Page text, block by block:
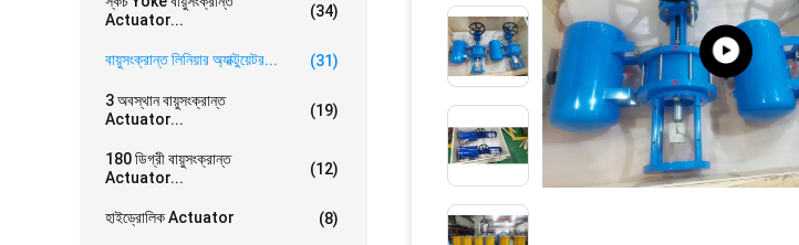
Actuator...
(34)
বায়ুসংক্রান্ত লিনিয়ার অ্যাক্টুয়েটর... (31)
3 অবস্থান বায়ুসংক্রান্ত
Actuator...
(19)
180 ডিগ্রী বায়ুসংক্রান্ত
Actuator...
(12)
হাইড্রোলিক Actuator (8)